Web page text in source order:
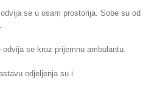
se u osam prostorija. Sobe su od
se kroz prijemnu ambulantu.
odjeljenja su i